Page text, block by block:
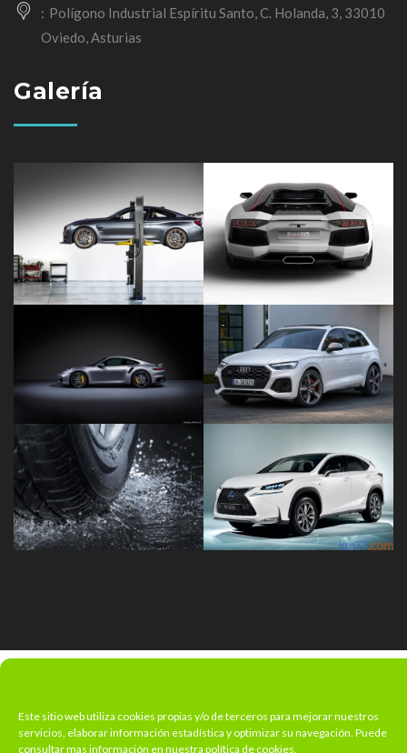
Este sitio web utiliza cookies propias y/o de terceros para mejorar nuestros
servicios, elaborar información estadística y optimizar su navegación. Puede
consultar mas información en nuestra política de cookies.
Polígono Industrial Espíritu Santo, C. Holanda, 3, 33010
Oviedo, Asturias
Galería